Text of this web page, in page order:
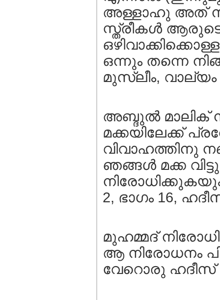
അള്ളാഹു അത്
സ്ത്രീകള്‍
ഒന്നും തന്നെ
മുസ്ലീം, വാല്യം
അബ്ദുല്‍ മാലിക്‌
മക്കയിലേക്ക്
വിവാഹത്തിനു
ഞങ്ങള്‍ മക്ക
2, ഭാഗം 16,
മുഹമ്മദ്‌
ആ നിരോധനം
വേറൊരു ഹദീസ്‌